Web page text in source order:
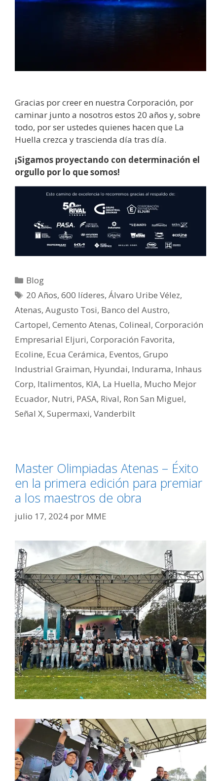
Gracias por creer en nuestra Corporación, por
caminar junto a nosotros estos 20 años y, sobre
todo, por ser ustedes quienes hacen que La
Huella crezca y trascienda día tras día.
¡Sigamos proyectando con determinación el
orgullo por lo que somos!
Blog
20 Años,600 líderes,Álvaro Uribe Vélez,
Atenas, Augusto Tosi, Banco del Austro,
Cartopel, Cemento Atenas, Colineal, Corporación
Empresarial Eljuri, Corporación Favorita,
Ecoline, Ecua Cerámica, Eventos, Grupo
Industrial Graiman, Hyundai, Indurama, Inhaus
Corp, Italimentos, KIA, La Huella, Mucho Mejor
Ecuador, Nutri, PASA, Rival, Ron San Miguel,
Señal X, Supermaxi, Vanderbilt
Master Olimpiadas Atenas – Éxito
en la primera edición para premiar
a los maestros de obra
julio 17, 2024 por MME